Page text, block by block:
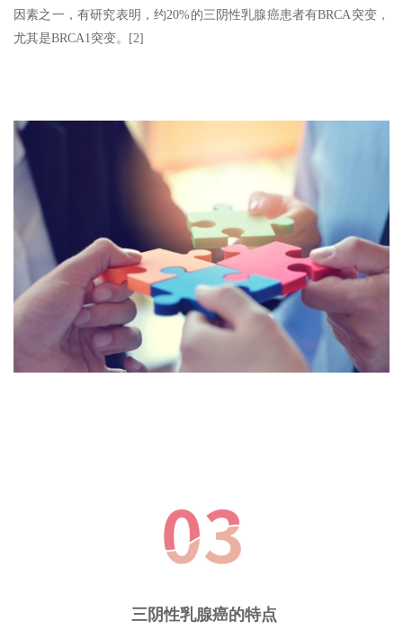
因素之一，有研究表明，约20%的三阴性乳腺癌患者有BRCA突变，
尤其是BRCA1突变。[2]
三阴性乳腺癌的特点